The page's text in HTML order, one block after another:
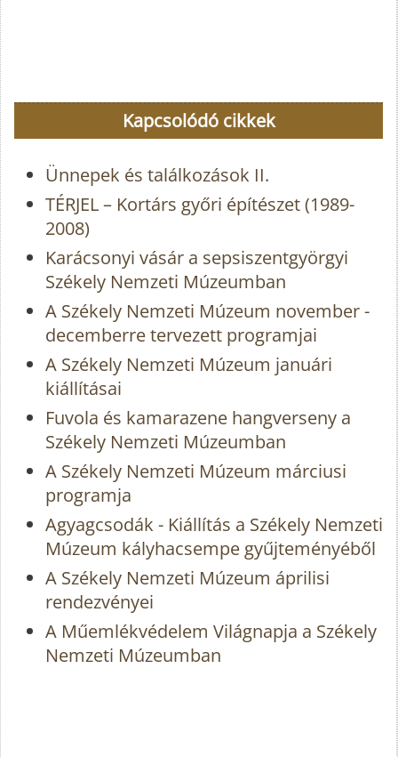
Kapcsolódó cikkek
Ünnepek és találkozások II.
TÉRJEL – Kortárs győri építészet (1989-
2008)
Karácsonyi vásár a sepsiszentgyörgyi
Székely Nemzeti Múzeumban
A Székely Nemzeti Múzeum november -
decemberre tervezett programjai
A Székely Nemzeti Múzeum januári
kiállításai
Fuvola és kamarazene hangverseny a
Székely Nemzeti Múzeumban
A Székely Nemzeti Múzeum márciusi
programja
Agyagcsodák - Kiállítás a Székely Nemzeti
Múzeum kályhacsempe gyűjteményéből
A Székely Nemzeti Múzeum áprilisi
rendezvényei
A Műemlékvédelem Világnapja a Székely
Nemzeti Múzeumban